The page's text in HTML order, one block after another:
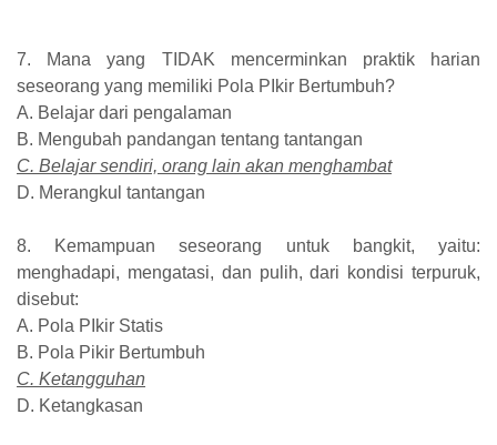
7. Mana yang TIDAK mencerminkan praktik harian
seseorang yang memiliki Pola PIkir Bertumbuh?
A. Belajar dari pengalaman
B. Mengubah pandangan tentang tantangan
C. Belajar sendiri, orang lain akan menghambat
D. Merangkul tantangan
8. Kemampuan seseorang untuk bangkit, yaitu:
menghadapi, mengatasi, dan pulih, dari kondisi terpuruk,
disebut:
A. Pola PIkir Statis
B. Pola Pikir Bertumbuh
C. Ketangguhan
D. Ketangkasan